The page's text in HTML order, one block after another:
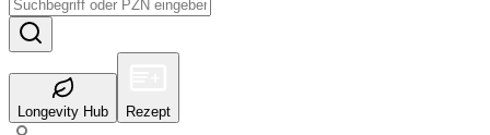
Longevity Hub Rezept